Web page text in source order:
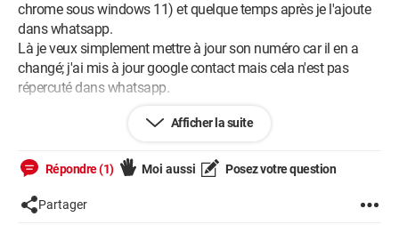
chrome sous windows 11) et quelque temps après je l'ajoute
dans whatsapp.
Là je veux simplement mettre à jour son numéro car il en a
changé; j'ai mis à jour google contact mais cela n'est pas
répercuté dans whatsapp.
uelle est donc la procédure? Dois-je d'abord le supprimer du
Merci
Afficher la suite
Répondre (1) Moi aussi Posez votre question
Partager